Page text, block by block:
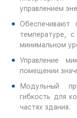
управлением
Обеспечивают
температуре,
минимальном
Управление
помещении
Модульный
гибкость для
частях здания.